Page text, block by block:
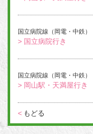
国立病院線（岡電・中鉄）
> 国立病院行き
国立病院線（岡電・中鉄）
> 岡山駅・天満屋行き
< もどる